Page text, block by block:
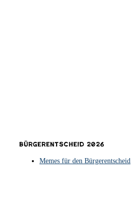
Bürgerentscheid 2026
Memes für den Bürgerentscheid